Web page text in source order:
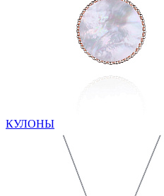
КУЛОНЫ